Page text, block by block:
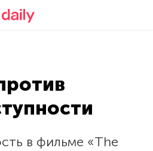
Блог Касперского
в фильме «The